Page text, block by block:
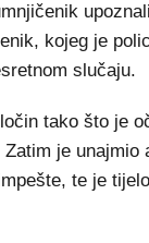
kojeg je
slučaju.
tako što je
je unajmio
te je